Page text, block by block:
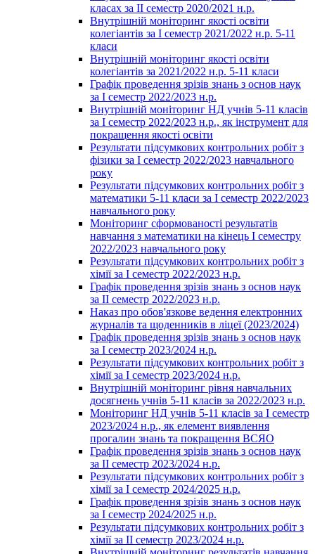
класах за ІІ семестр 2020/2021 н.р.
Внутрішній моніторинг якості освіти
колегіантів за І семестр 2021/2022 н.р. 5-11
класи
Внутрішній моніторинг якості освіти
колегіантів за 2021/2022 н.р. 5-11 класи
Графік проведення зрізів знань з основ наук
за І семестр 2022/2023 н.р.
Внутрішній моніторинг НД учнів 5-11 класів
за І семестр 2022/2023 н.р., як інструмент для
покращення якості освіти
Результати підсумкових контрольних робіт з
фізики за І семестр 2022/2023 навчального
року
Результати підсумкових контрольних робіт з
математики 5-11 класи за І семестр 2022/2023
навчального року
Моніторинг сформованості результатів
навчання з математики на кінець І семестру
2022/2023 навчального року
Результати підсумкових контрольних робіт з
хімії за І семестр 2022/2023 н.р.
Графік проведення зрізів знань з основ наук
за ІІ семестр 2022/2023 н.р.
Наказ про обов'язкове ведення електронних
журналів та щоденників в ліцеї (2023/2024)
Графік проведення зрізів знань з основ наук
за І семестр 2023/2024 н.р.
Результати підсумкових контрольних робіт з
хімії за І семестр 2023/2024 н.р.
Внутрішній моніторинг рівня навчальних
досягнень учнів 5-11 класів за 2022/2023 н.р.
Моніторинг НД учнів 5-11 класів за І семестр
2023/2024 н.р., як елемент виявлення
прогалин знань та покращення ВСЯО
Графік проведення зрізів знань з основ наук
за ІІ семестр 2023/2024 н.р.
Результати підсумкових контрольних робіт з
хімії за І семестр 2024/2025 н.р.
Графік проведення зрізів знань з основ наук
за І семестр 2024/2025 н.р.
Результати підсумкових контрольних робіт з
хімії за ІІ семестр 2023/2024 н.р.